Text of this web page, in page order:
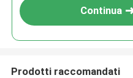
Continua
Prodotti raccomandati